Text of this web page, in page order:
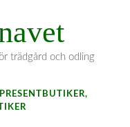
trädgård och odling